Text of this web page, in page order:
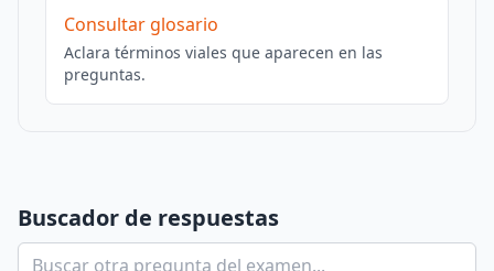
Consultar glosario
Aclara términos viales que aparecen en las
preguntas.
Buscador de respuestas